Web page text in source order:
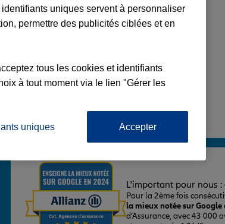
L'important pour nous :
Pour la 2ème fois
la mieux notée sur Google
d’Assurance, avec 43 000
uniques servent à personnaliser
permettre des publicités ciblées et en
tous les cookies et identifiants
à tout moment via le lien "Gérer les
uniques Accepter